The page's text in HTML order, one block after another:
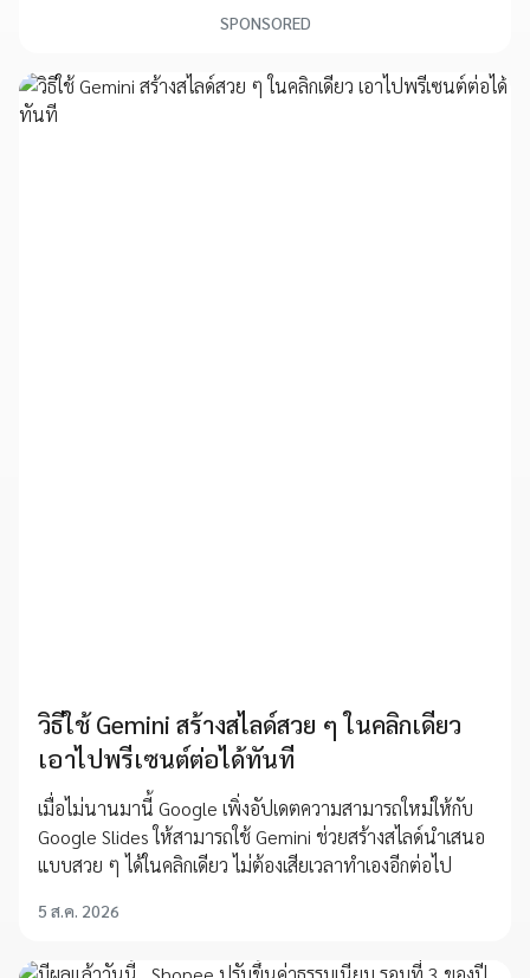
SPONSORED
วิธีใช้ Gemini สร้างสไลด์สวย ๆ ในคลิกเดียว
เอาไปพรีเซนต์ต่อได้ทันที
เมื่อไม่นานมานี้ Google เพิ่งอัปเดตความสามารถใหม่ให้กับ
Google Slides ให้สามารถใช้ Gemini ช่วยสร้างสไลด์นำเสนอ
แบบสวย ๆ ได้ในคลิกเดียว ไม่ต้องเสียเวลาทำเองอีกต่อไป
5 ส.ค. 2026